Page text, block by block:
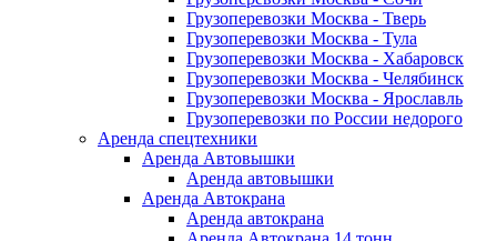
Грузоперевозки Москва - Тверь
Грузоперевозки Москва - Тула
Грузоперевозки Москва - Хабаровск
Грузоперевозки Москва - Челябинск
Грузоперевозки Москва - Ярославль
Грузоперевозки по России недорого
Аренда спецтехники
Аренда Автовышки
Аренда автовышки
Аренда Автокрана
Аренда автокрана